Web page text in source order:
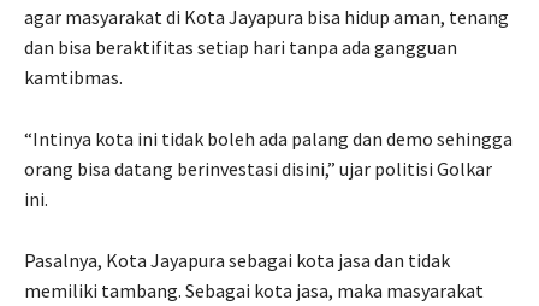
agar masyarakat di Kota Jayapura bisa hidup aman, tenang
dan bisa beraktifitas setiap hari tanpa ada gangguan
kamtibmas.
“Intinya kota ini tidak boleh ada palang dan demo sehingga
orang bisa datang berinvestasi disini,” ujar politisi Golkar
ini.
Pasalnya, Kota Jayapura sebagai kota jasa dan tidak
memiliki tambang. Sebagai kota jasa, maka masyarakat